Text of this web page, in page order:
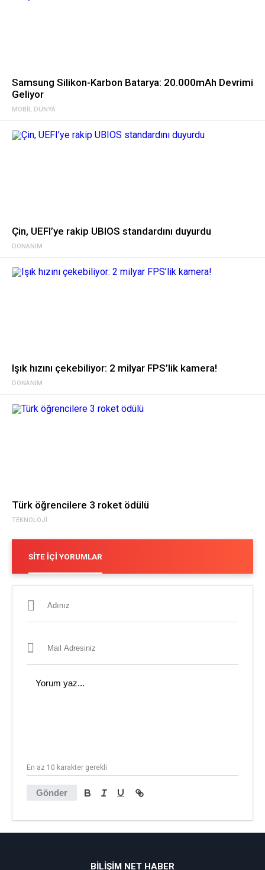
MOBIL DÜNYA
Samsung Silikon-Karbon Batarya: 20.000mAh Devrimi
Geliyor
DONANIM
Çin, UEFI’ye rakip UBIOS standardını duyurdu
DONANIM
Işık hızını çekebiliyor: 2 milyar FPS’lik kamera!
TEKNOLOJI
Türk öğrencilere 3 roket ödülü
SITE İÇI YORUMLAR
Gönder
En az 10 karakter gerekli
BİLİŞİM NET HABER